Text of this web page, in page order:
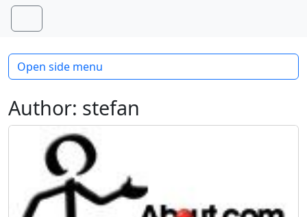
Skip to content
Skip to footer
Menu
Author: stefan
Open side menu